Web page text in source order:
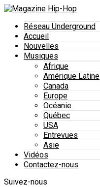
Réseau Underground
Accueil
Nouvelles
Musiques
Afrique
Amérique Latine
Canada
Europe
Océanie
Québec
USA
Entrevues
Asie
Vidéos
Contactez-nous
Suivez-nous